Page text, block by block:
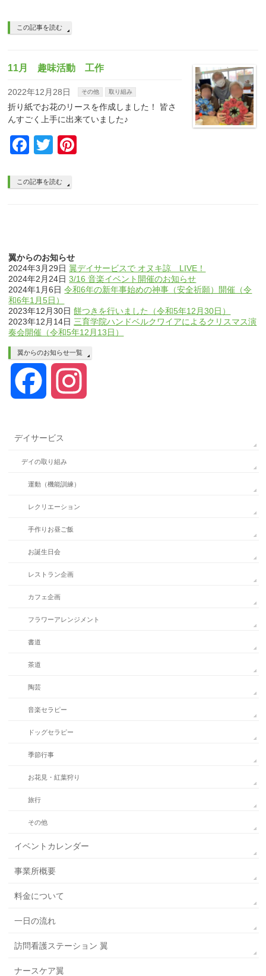
この記事を読む
11月 趣味活動 工作
2022年12月28日 その他 取り組み
折り紙でお花のリースを作成しました！ 皆さ
んすごく上手に出来ていました♪
Facebook
Twitter
この記事を読む
翼からのお知らせ
2024年3月29日 翼デイサービスで オヌキ諒 LIVE！
2024年2月24日 3/16 音楽イベント開催のお知らせ
2024年1月6日 令和6年の新年事始めの神事（安全祈願）開催（令
和6年1月5日）
2023年12月30日 餅つきを行いました（令和5年12月30日）
2023年12月14日 三育学院ハンドベルクワイアによるクリスマス演
奏会開催（令和5年12月13日）
翼からのお知らせ一覧
Facebook
デイサービス
デイの取り組み
運動（機能訓練）
レクリエーション
手作りお昼ご飯
お誕生日会
レストラン企画
カフェ企画
フラワーアレンジメント
書道
茶道
陶芸
音楽セラピー
ドッグセラピー
季節行事
お花見・紅葉狩り
旅行
その他
イベントカレンダー
事業所概要
料金について
一日の流れ
訪問看護ステーション 翼
ナースケア翼